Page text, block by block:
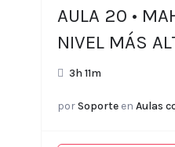
AULA 20 •
NIVEL MÁS
3h 11m
porSoporteen Aulas